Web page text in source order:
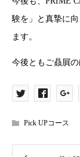
験を」と真摯に
ます。
今後ともご贔屓の
Pick UPコース